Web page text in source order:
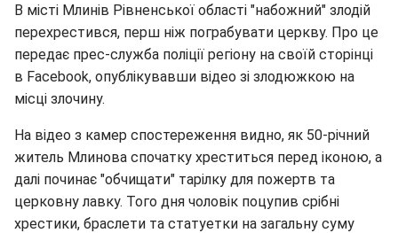
В місті Млинів Рівненської області "набожний" злодій
перехрестився, перш ніж пограбувати церкву. Про це
передає прес-служба поліції регіону на своїй сторінці
в Facebook, опублікувавши відео зі злодюжкою на
місці злочину.
На відео з камер спостереження видно, як 50-річний
житель Млинова спочатку хреститься перед іконою, а
далі починає "обчищати" тарілку для пожертв та
церковну лавку. Того дня чоловік поцупив срібні
хрестики, браслети та статуетки на загальну суму